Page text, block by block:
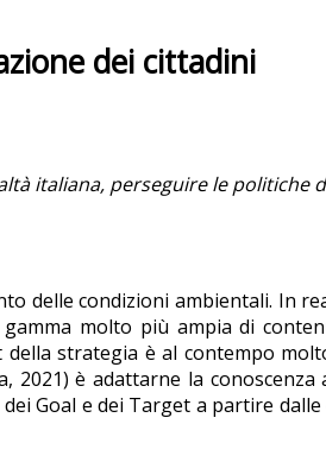
dei cittadini
italiana, perseguire le politiche
delle condizioni ambientali. In
molto più ampia di
della strategia è al contempo
2021) è adattarne la conoscenza
Goal e dei Target a partire dalle